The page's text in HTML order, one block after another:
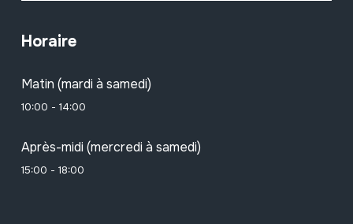
Horaire
Matin (mardi à samedi)
10:00 - 14:00
Après-midi (mercredi à samedi)
15:00 - 18:00